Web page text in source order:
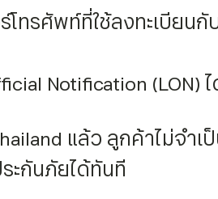
ทรศัพท์ที่ใช้ลงทะเบียน
Notification (LON) ไ
แล้ว ลูกค้าไม่จำเ
ะกันภัยได้ทันที